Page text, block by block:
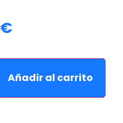
€
Añadir al carrito